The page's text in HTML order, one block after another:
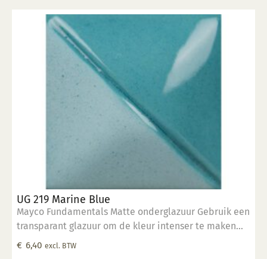
UG 219 Marine Blue
Mayco Fundamentals Matte onderglazuur Gebruik een
transparant glazuur om de kleur intenser te maken
Geschikt voor gebruiksgoed mits er een transparant
€ 6,40 excl. BTW